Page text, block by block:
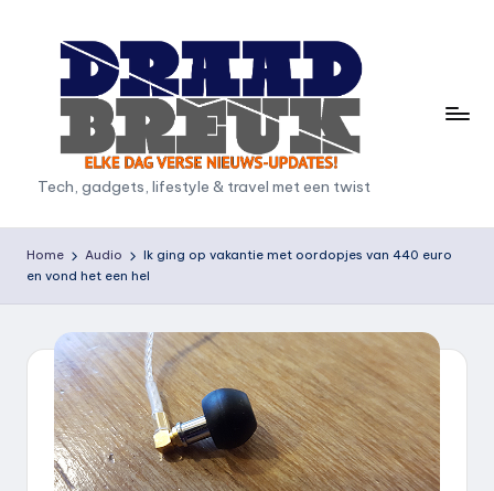
D
r
a
a
b
Tech, gadgets, lifestyle & travel met een twist
Home Audio
Ik ging op vakantie met oordopjes van 440 euro
en vond het een hel